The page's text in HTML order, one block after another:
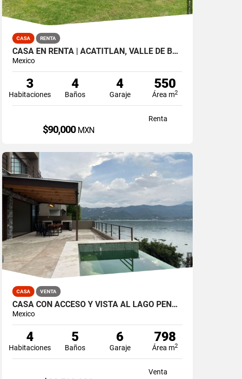
CASA RENTA
CASA EN RENTA | ACATITLÁN, VALLE DE BRAVO
Mexico
3
Habitaciones
4
Baños
4
Garaje
550
Área m2
Renta
$90,000 MXN
CASA VENTA
CASA CON ACCESO Y VISTA AL LAGO PEÑA NORTE
Mexico
4
Habitaciones
5
Baños
6
Garaje
798
Área m2
Venta